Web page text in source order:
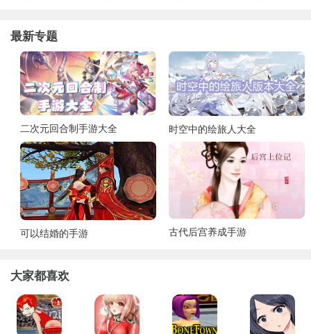
最新专题
二次元回合制手游大全 时空中的绘旅人大全
可以结婚的手游 古代后宫养成手游
大家都喜欢